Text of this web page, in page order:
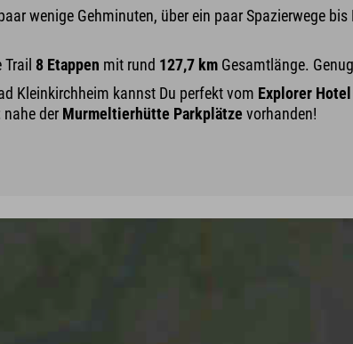
wenige Gehminuten, über ein paar Spazierwege
Trail 8 Etappen mit rund 127,7 km Gesamtlänge.
Kleinkirchheim kannst Du perfekt vom Explorer
nahe der Murmeltierhütte Parkplätze vorhanden!